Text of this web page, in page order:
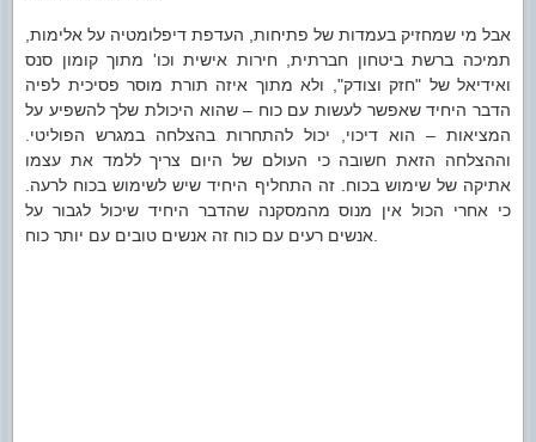
אבל מי שמחזיק בעמדות של פתיחות, העדפת דיפלומטיה על אלימות,
תמיכה ברשת ביטחון חברתית, חירות אישית וכו' מתוך קומון סנס
ואידיאל של "חזק וצודק", ולא מתוך איזה תורת מוסר פסיכית לפיה
הדבר היחיד שאפשר לעשות עם כוח – שהוא היכולת שלך להשפיע על
המציאות – הוא דיכוי, יכול להתחרות בהצלחה במגרש הפוליטי.
וההצלחה הזאת חשובה כי העולם של היום צריך ללמד את עצמו
אתיקה של שימוש בכוח. זה התחליף היחיד שיש לשימוש בכוח לרעה.
כי אחרי הכול אין מנוס מהמסקנה שהדבר היחיד שיכול לגבור על